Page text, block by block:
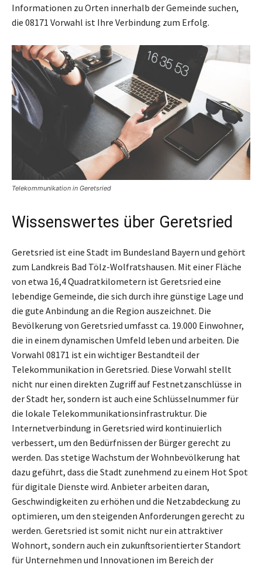
Informationen zu Orten innerhalb der Gemeinde suchen,
die 08171 Vorwahl ist Ihre Verbindung zum Erfolg.
Telekommunikation in Geretsried
Wissenswertes über Geretsried
Geretsried ist eine Stadt im Bundesland Bayern und gehört
zum Landkreis Bad Tölz-Wolfratshausen. Mit einer Fläche
von etwa 16,4 Quadratkilometern ist Geretsried eine
lebendige Gemeinde, die sich durch ihre günstige Lage und
die gute Anbindung an die Region auszeichnet. Die
Bevölkerung von Geretsried umfasst ca. 19.000 Einwohner,
die in einem dynamischen Umfeld leben und arbeiten. Die
Vorwahl 08171 ist ein wichtiger Bestandteil der
Telekommunikation in Geretsried. Diese Vorwahl stellt
nicht nur einen direkten Zugriff auf Festnetzanschlüsse in
der Stadt her, sondern ist auch eine Schlüsselnummer für
die lokale Telekommunikationsinfrastruktur. Die
Internetverbindung in Geretsried wird kontinuierlich
verbessert, um den Bedürfnissen der Bürger gerecht zu
werden. Das stetige Wachstum der Wohnbevölkerung hat
dazu geführt, dass die Stadt zunehmend zu einem Hot Spot
für digitale Dienste wird. Anbieter arbeiten daran,
Geschwindigkeiten zu erhöhen und die Netzabdeckung zu
optimieren, um den steigenden Anforderungen gerecht zu
werden. Geretsried ist somit nicht nur ein attraktiver
Wohnort, sondern auch ein zukunftsorientierter Standort
für Unternehmen und Innovationen im Bereich der